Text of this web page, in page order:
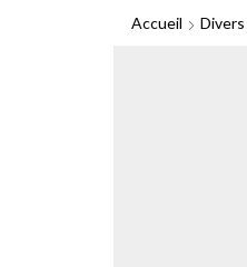
Accueil Divers